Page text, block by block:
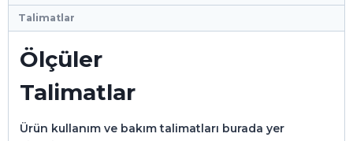
Talimatlar
Ölçüler
Talimatlar
Ürün kullanım ve bakım talimatları burada yer